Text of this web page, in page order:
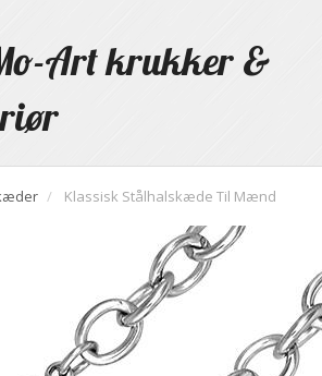
Art krukker &
Klassisk Stålhalskæde Til Mænd